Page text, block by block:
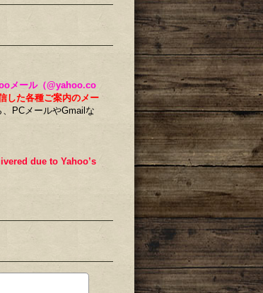
メール（@yahoo.co
した各種ご案内のメー
PCメールやGmailな
due to Yahoo’s